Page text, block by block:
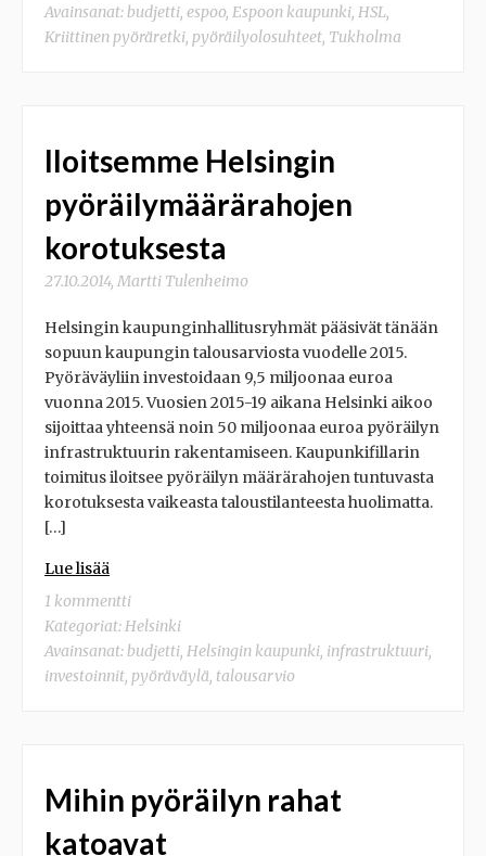
Avainsanat: budjetti espoo Espoon kaupunki HSL
Kriittinen pyöräretki pyöräilyolosuhteet Tukholma
Iloitsemme Helsingin
pyöräilymäärärahojen
korotuksesta
27.10.2014, Martti Tulenheimo
Helsingin kaupunginhallitusryhmät pääsivät tänään
sopuun kaupungin talousarviosta vuodelle 2015.
Pyöräväyliin investoidaan 9,5 miljoonaa euroa
vuonna 2015. Vuosien 2015-19 aikana Helsinki aikoo
sijoittaa yhteensä noin 50 miljoonaa euroa pyöräilyn
infrastruktuurin rakentamiseen. Kaupunkifillarin
toimitus iloitsee pyöräilyn määrärahojen tuntuvasta
korotuksesta vaikeasta taloustilanteesta huolimatta.
[…]
Lue lisää
1 kommentti
Kategoriat: Helsinki
Avainsanat: budjetti Helsingin kaupunki infrastruktuuri
investoinnit pyöräväylä talousarvio
Mihin pyöräilyn rahat
katoavat